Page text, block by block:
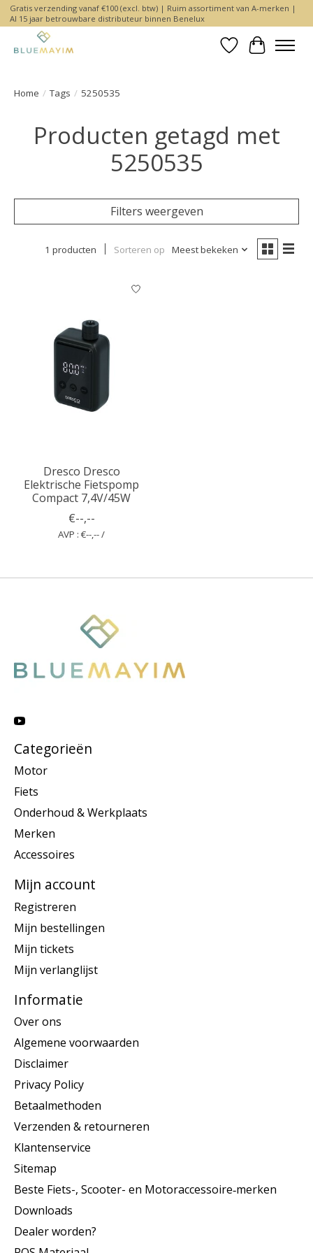
Gratis verzending vanaf €100 (excl. btw) | Ruim assortiment van A-merken |
Al 15 jaar betrouwbare distributeur binnen Benelux
Verlanglijst
Home / Tags / 5250535
Producten getagd met
5250535
Filters weergeven
1 producten Sorteren op Meest bekeken
Dresco Dresco
Elektrische Fietspomp
Compact 7,4V/45W
€--,--
AVP : €--,-- /
Categorieën
Motor
Fiets
Onderhoud & Werkplaats
Merken
Accessoires
Mijn account
Registreren
Mijn bestellingen
Mijn tickets
Mijn verlanglijst
Informatie
Over ons
Algemene voorwaarden
Disclaimer
Privacy Policy
Betaalmethoden
Verzenden & retourneren
Klantenservice
Sitemap
Beste Fiets-, Scooter- en Motoraccessoire‑merken
Downloads
Dealer worden?